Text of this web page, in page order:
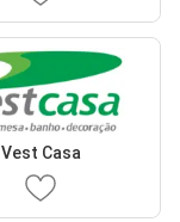
Vest Casa